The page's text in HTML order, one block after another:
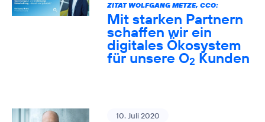
ZITAT WOLFGANG METZE, CCO:
Mit starken Partnern
schaffen wir ein
digitales Ökosystem
für unsere O2 Kunden
10. Juli 2020